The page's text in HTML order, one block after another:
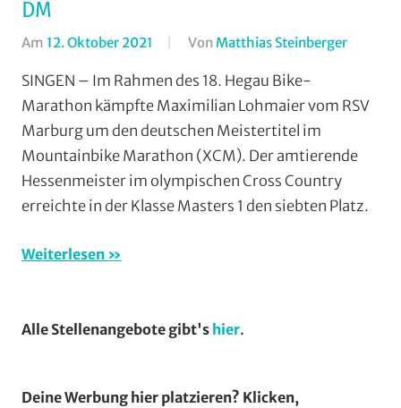
DM
Am 12. Oktober 2021 Von Matthias Steinberger
SINGEN – Im Rahmen des 18. Hegau Bike-
Marathon kämpfte Maximilian Lohmaier vom RSV
Marburg um den deutschen Meistertitel im
Mountainbike Marathon (XCM). Der amtierende
Hessenmeister im olympischen Cross Country
erreichte in der Klasse Masters 1 den siebten Platz.
Weiterlesen
Alle Stellenangebote gibt's hier.
Deine Werbung hier platzieren? Klicken,